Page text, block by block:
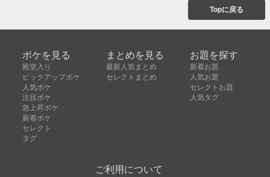
Topに戻る
ボケを見る
殿堂入り
ピックアップボケ
人気ボケ
注目ボケ
急上昇ボケ
新着ボケ
セレクト
タグ
まとめを見る
最新人気まとめ
セレクトまとめ
お題を探す
新着お題
人気お題
セレクトお題
人気タグ
ご利用について